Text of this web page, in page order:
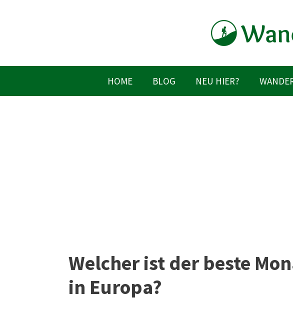
HOME BLOG NEU HIER?
Welcher ist der beste
in Europa?